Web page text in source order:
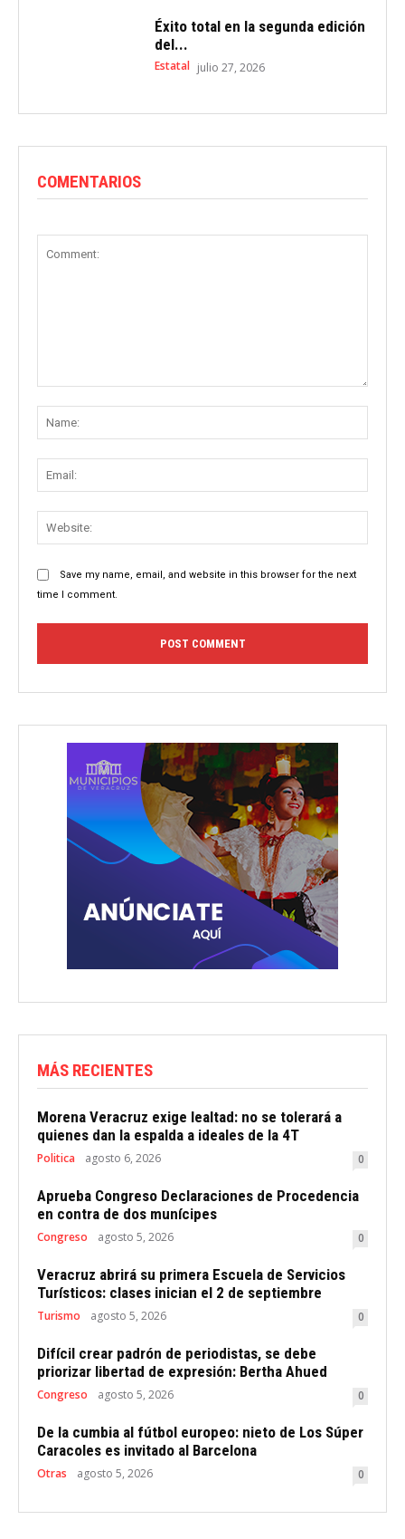
Éxito total en la segunda edición
del...
Estatal julio 27, 2026
COMENTARIOS
Save my name, email, and website in this browser for the next
time I comment.
MÁS RECIENTES
Morena Veracruz exige lealtad: no se tolerará a
quienes dan la espalda a ideales de la 4T
Politica agosto 6, 2026 0
Aprueba Congreso Declaraciones de Procedencia
en contra de dos munícipes
Congreso agosto 5, 2026 0
Veracruz abrirá su primera Escuela de Servicios
Turísticos: clases inician el 2 de septiembre
Turismo agosto 5, 2026 0
Difícil crear padrón de periodistas, se debe
priorizar libertad de expresión: Bertha Ahued
Congreso agosto 5, 2026 0
De la cumbia al fútbol europeo: nieto de Los Súper
Caracoles es invitado al Barcelona
Otras agosto 5, 2026 0